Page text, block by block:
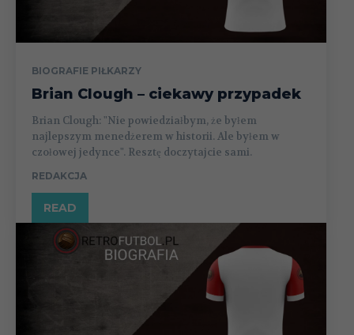
BIOGRAFIE PIŁKARZY
Brian Clough – ciekawy przypadek
Brian Clough: "Nie powiedziałbym, że byłem
najlepszym menedżerem w historii. Ale byłem w
czołowej jedynce". Resztę doczytajcie sami.
REDAKCJA
READ